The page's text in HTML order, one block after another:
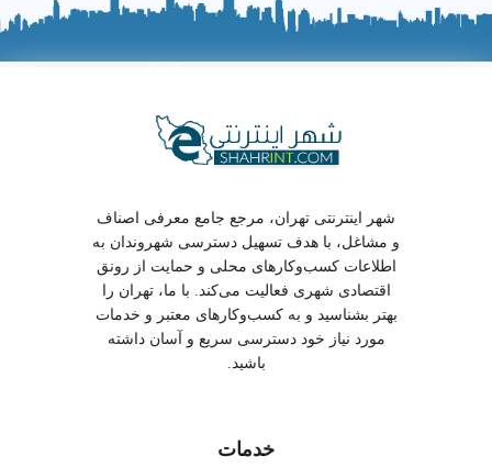
شهر اینترنتی تهران، مرجع جامع معرفی اصناف
و مشاغل، با هدف تسهیل دسترسی شهروندان به
اطلاعات کسب‌وکارهای محلی و حمایت از رونق
اقتصادی شهری فعالیت می‌کند. با ما، تهران را
بهتر بشناسید و به کسب‌وکارهای معتبر و خدمات
مورد نیاز خود دسترسی سریع و آسان داشته
باشید.
خدمات